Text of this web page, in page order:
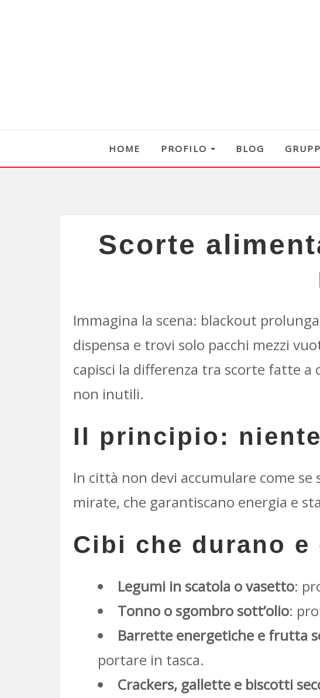
HOME PROFILO BLOG
Scorte
Immagina la scena: blackout
dispensa e trovi solo pacchi mezzi
capisci la differenza tra scorte fatte a
non inutili.
Il principio:
In città non devi accumulare come
mirate, che garantiscano energia e
Cibi che durano e
Legumi in scatola o vasetto:
Tonno o sgombro sott’olio:
Barrette energetiche e frutta
portare in tasca.
Crackers, gallette e biscotti